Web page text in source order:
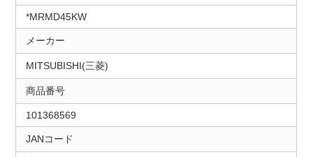
*MRMD45KW
メーカー
MITSUBISHI(三菱)
商品番号
101368569
JANコード